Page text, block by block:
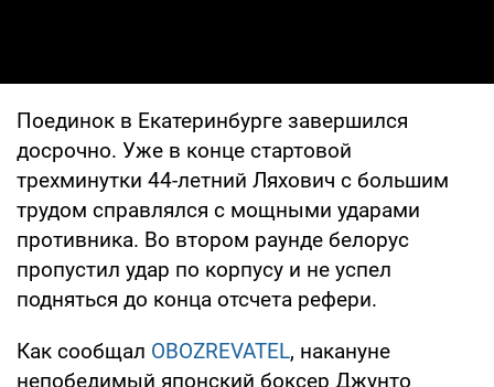
Поединок в Екатеринбурге завершился
досрочно. Уже в конце стартовой
трехминутки 44-летний Ляхович с большим
трудом справлялся с мощными ударами
противника. Во втором раунде белорус
пропустил удар по корпусу и не успел
подняться до конца отсчета рефери.
Как сообщал OBOZREVATEL, накануне
непобедимый японский боксер Джунто